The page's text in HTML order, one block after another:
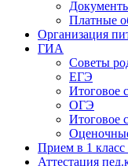
Платные
Организация
ГИА
Советы
ЕГЭ
Итоговое
ОГЭ
Итоговое
Прием в 1
Аттестация